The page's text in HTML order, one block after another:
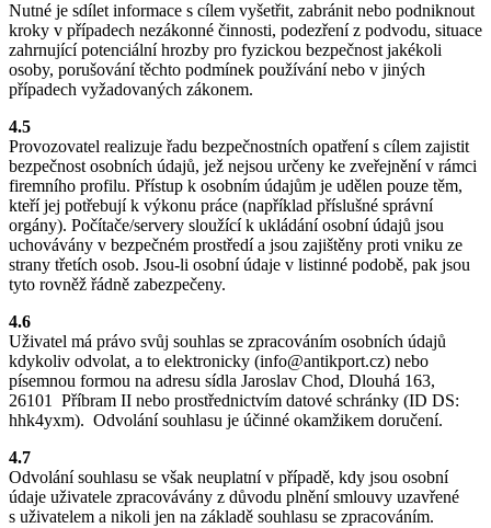
Nutné je sdílet informace s cílem vyšetřit, zabránit nebo podniknout
kroky v případech nezákonné činnosti, podezření z podvodu, situace
zahrnující potenciální hrozby pro fyzickou bezpečnost jakékoli
osoby, porušování těchto podmínek používání nebo v jiných
případech vyžadovaných zákonem.
4.5
Provozovatel realizuje řadu bezpečnostních opatření s cílem zajistit
bezpečnost osobních údajů, jež nejsou určeny ke zveřejnění v rámci
firemního profilu. Přístup k osobním údajům je udělen pouze těm,
kteří jej potřebují k výkonu práce (například příslušné správní
orgány). Počítače/servery sloužící k ukládání osobní údajů jsou
uchovávány v bezpečném prostředí a jsou zajištěny proti vniku ze
strany třetích osob. Jsou-li osobní údaje v listinné podobě, pak jsou
tyto rovněž řádně zabezpečeny.
4.6
Uživatel má právo svůj souhlas se zpracováním osobních údajů
kdykoliv odvolat, a to elektronicky (info@antikport.cz) nebo
písemnou formou na adresu sídla Jaroslav Chod, Dlouhá 163,
26101 Příbram II nebo prostřednictvím datové schránky (ID DS:
hhk4yxm). Odvolání souhlasu je účinné okamžikem doručení.
4.7
Odvolání souhlasu se však neuplatní v případě, kdy jsou osobní
údaje uživatele zpracovávány z důvodu plnění smlouvy uzavřené
s uživatelem a nikoli jen na základě souhlasu se zpracováním.